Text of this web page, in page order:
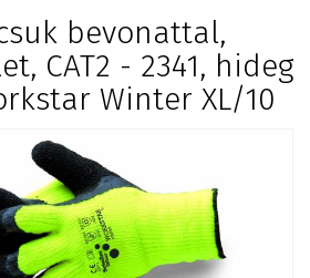
bevonattal,
CAT2 - 2341, hideg
Winter XL/10